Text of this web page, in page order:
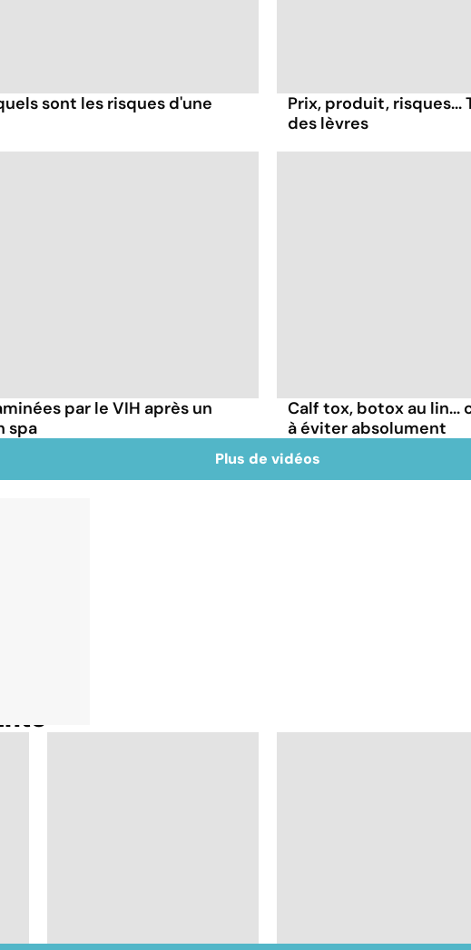
sont les risques d'une
Prix, produit,
des lèvres
par le VIH après un
spa
Calf tox, botox au lin...
à éviter absolument
Plus de vidéos